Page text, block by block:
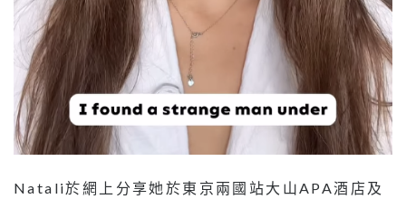
Natali於網上分享她於東京兩國站大山APA酒店及